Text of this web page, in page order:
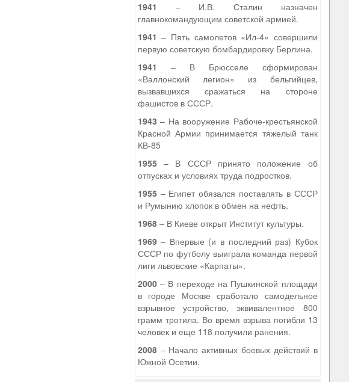
1941 – И.В. Сталин назначен
главнокомандующим советской армией.
1941 – Пять самолетов «Ил-4» совершили
первую советскую бомбардировку Берлина.
1941 – В Брюсселе сформирован
«Валлонский легион» из бельгийцев,
вызвавшихся сражаться на стороне
фашистов в СССР.
1943 – На вооружение Рабоче-крестьянской
Красной Армии принимается тяжелый танк
КВ-85
1955– В СССР принято положение об
отпусках и условиях труда подростков.
1955– Египет обязался поставлять в СССР
и Румынию хлопок в обмен на нефть.
1968– В Киеве открыт Институт культуры.
1969– Впервые (и в последний раз) Кубок
СССР по футболу выиграла команда первой
лиги львовские «Карпаты».
2000– В переходе на Пушкинской площади
в городе Москве сработало самодельное
взрывное устройство, эквивалентное 800
грамм тротила. Во время взрыва погибли 13
человек и еще 118 получили ранения.
2008– Начало активных боевых действий в
Южной Осетии.